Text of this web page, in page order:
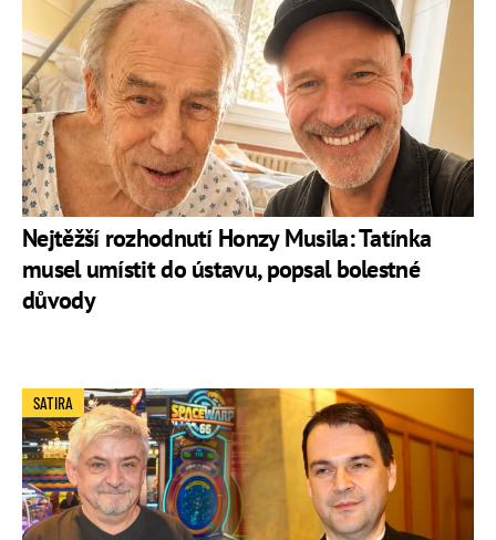
Nejtěžší rozhodnutí Honzy Musila: Tatínka
musel umístit do ústavu, popsal bolestné
důvody
SATIRA